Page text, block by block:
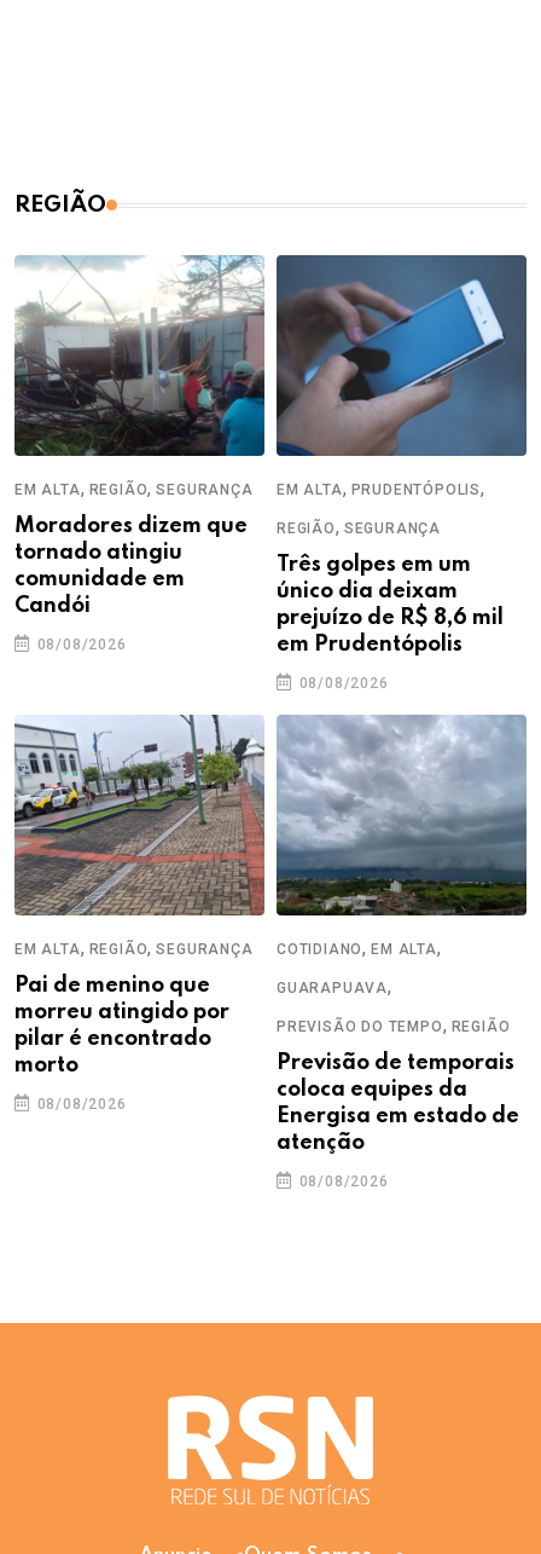
REGIÃO
EM ALTA, REGIÃO,SEGURANÇA
Moradores dizem que
tornado atingiu
comunidade em
Candói
08/08/2026
EM ALTA, PRUDENTÓPOLIS,
REGIÃO, SEGURANÇA
Três golpes em um
único dia deixam
prejuízo de R$ 8,6 mil
em Prudentópolis
08/08/2026
EM ALTA, REGIÃO,SEGURANÇA
Pai de menino que
morreu atingido por
pilar é encontrado
morto
08/08/2026
COTIDIANO,EM ALTA,
GUARAPUAVA,
PREVISÃO DO TEMPO, REGIÃO
Previsão de temporais
coloca equipes da
Energisa em estado de
atenção
08/08/2026